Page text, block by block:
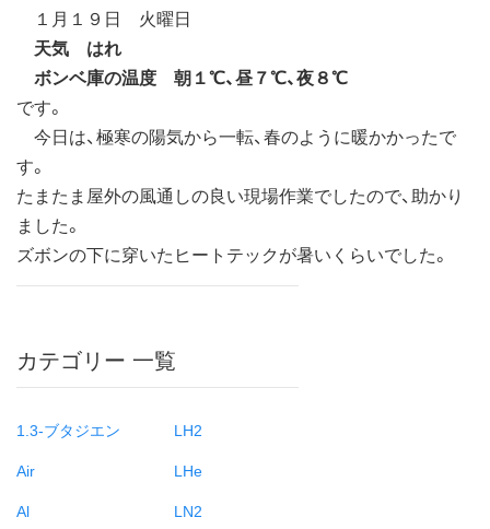
１月１９日 火曜日
天気 はれ
ボンベ庫の温度 朝１℃、昼７℃、夜８℃
です。
今日は、極寒の陽気から一転、春のように暖かかったで
す。
たまたま屋外の風通しの良い現場作業でしたので、助かり
ました。
ズボンの下に穿いたヒートテックが暑いくらいでした。
カテゴリー 一覧
1.3-ブタジエン
Air
Al
LH2
LHe
LN2